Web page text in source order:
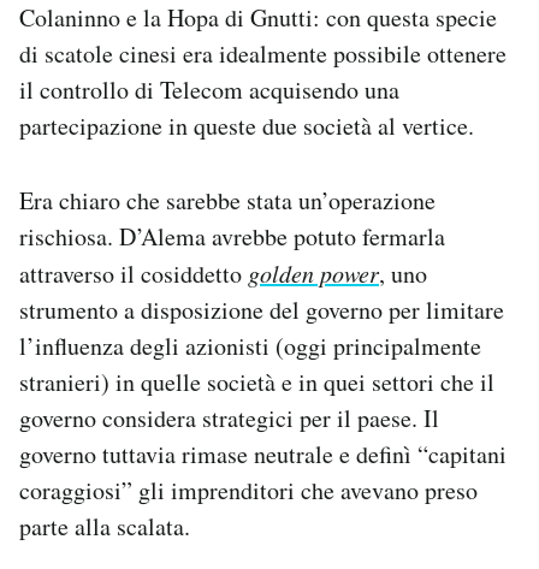
Colaninno e la Hopa di Gnutti: con questa specie
di scatole cinesi era idealmente possibile ottenere
il controllo di Telecom acquisendo una
partecipazione in queste due società al vertice.
Era chiaro che sarebbe stata un’operazione
rischiosa. D’Alema avrebbe potuto fermarla
attraverso il cosiddetto golden power, uno
strumento a disposizione del governo per limitare
l’influenza degli azionisti (oggi principalmente
stranieri) in quelle società e in quei settori che il
governo considera strategici per il paese. Il
governo tuttavia rimase neutrale e definì “capitani
coraggiosi” gli imprenditori che avevano preso
parte alla scalata.